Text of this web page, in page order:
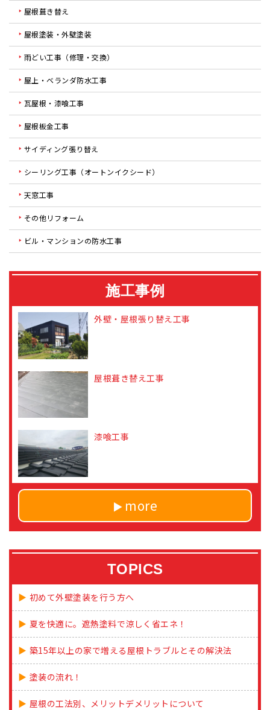
屋根葺き替え
屋根塗装・外壁塗装
雨どい工事（修理・交換）
屋上・ベランダ防水工事
瓦屋根・漆喰工事
屋根板金工事
サイディング張り替え
シーリング工事（オートンイクシード）
天窓工事
その他リフォーム
ビル・マンションの防水工事
施工事例
外壁・屋根張り替え工事
屋根葺き替え工事
漆喰工事
more
TOPICS
初めて外壁塗装を行う方へ
夏を快適に。遮熱塗料で涼しく省エネ！
築15年以上の家で増える屋根トラブルとその解決法
塗装の流れ！
屋根の工法別、メリットデメリットについて